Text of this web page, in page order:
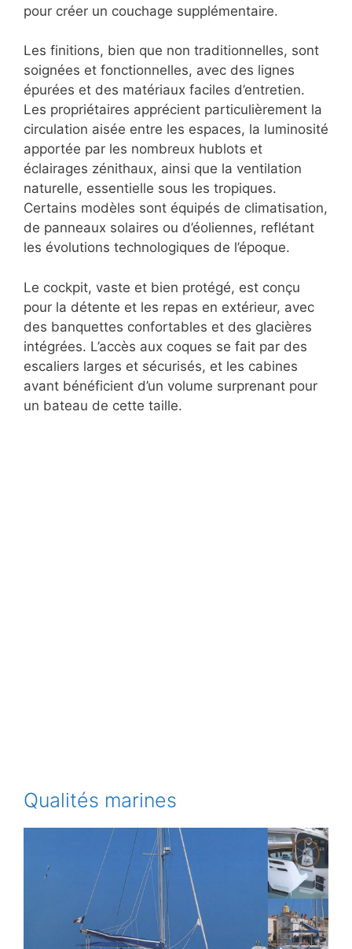
pour créer un couchage supplémentaire.
Les finitions, bien que non traditionnelles, sont
soignées et fonctionnelles, avec des lignes
épurées et des matériaux faciles d’entretien.
Les propriétaires apprécient particulièrement la
circulation aisée entre les espaces, la luminosité
apportée par les nombreux hublots et
éclairages zénithaux, ainsi que la ventilation
naturelle, essentielle sous les tropiques.
Certains modèles sont équipés de climatisation,
de panneaux solaires ou d’éoliennes, reflétant
les évolutions technologiques de l’époque.
Le cockpit, vaste et bien protégé, est conçu
pour la détente et les repas en extérieur, avec
des banquettes confortables et des glacières
intégrées. L’accès aux coques se fait par des
escaliers larges et sécurisés, et les cabines
avant bénéficient d’un volume surprenant pour
un bateau de cette taille.
Qualités marines